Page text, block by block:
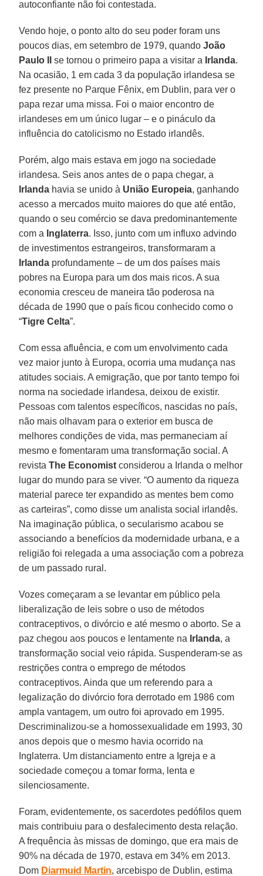
autoconfiante não foi contestada.
Vendo hoje, o ponto alto do seu poder foram uns
poucos dias, em setembro de 1979, quandoJoão
Paulo II
se tornou o primeiro papa a visitar a Irlanda.
Na ocasião, 1 em cada 3 da população irlandesa se
fez presente no Parque Fênix, em Dublin, para ver o
papa rezar uma missa. Foi o maior encontro de
irlandeses em um único lugar – e o pináculo da
influência do catolicismo no Estado irlandês.
Porém, algo mais estava em jogo na sociedade
irlandesa. Seis anos antes de o papa chegar, a
Irlanda havia se unido à União Europeia, ganhando
acesso a mercados muito maiores do que até então,
quando o seu comércio se dava predominantemente
com a Inglaterra. Isso, junto com um influxo advindo
de investimentos estrangeiros, transformaram a
Irlanda profundamente – de um dos países mais
pobres na Europa para um dos mais ricos. A sua
economia cresceu de maneira tão poderosa na
década de 1990 que o país ficou conhecido como o
“Tigre Celta”.
Com essa afluência, e com um envolvimento cada
vez maior junto à Europa, ocorria uma mudança nas
atitudes sociais. A emigração, que por tanto tempo foi
norma na sociedade irlandesa, deixou de existir.
Pessoas com talentos específicos, nascidas no país,
não mais olhavam para o exterior em busca de
melhores condições de vida, mas permaneciam aí
mesmo e fomentaram uma transformação social. A
revistaThe Economist considerou a Irlanda o melhor
lugar do mundo para se viver. “O aumento da riqueza
material parece ter expandido as mentes bem como
as carteiras”, como disse um analista social irlandês.
Na imaginação pública, o secularismo acabou se
associando a benefícios da modernidade urbana, e a
religião foi relegada a uma associação com a pobreza
de um passado rural.
Vozes começaram a se levantar em público pela
liberalização de leis sobre o uso de métodos
contraceptivos, o divórcio e até mesmo o aborto. Se a
paz chegou aos poucos e lentamente na Irlanda, a
transformação social veio rápida. Suspenderam-se as
restrições contra o emprego de métodos
contraceptivos. Ainda que um referendo para a
legalização do divórcio fora derrotado em 1986 com
ampla vantagem, um outro foi aprovado em 1995.
Descriminalizou-se a homossexualidade em 1993, 30
anos depois que o mesmo havia ocorrido na
Inglaterra. Um distanciamento entre a Igreja e a
sociedade começou a tomar forma, lenta e
silenciosamente.
Foram, evidentemente, os sacerdotes pedófilos quem
mais contribuiu para o desfalecimento desta relação.
A frequência às missas de domingo, que era mais de
90% na década de 1970, estava em 34% em 2013.
Dom Diarmuid Martin, arcebispo de Dublin, estima